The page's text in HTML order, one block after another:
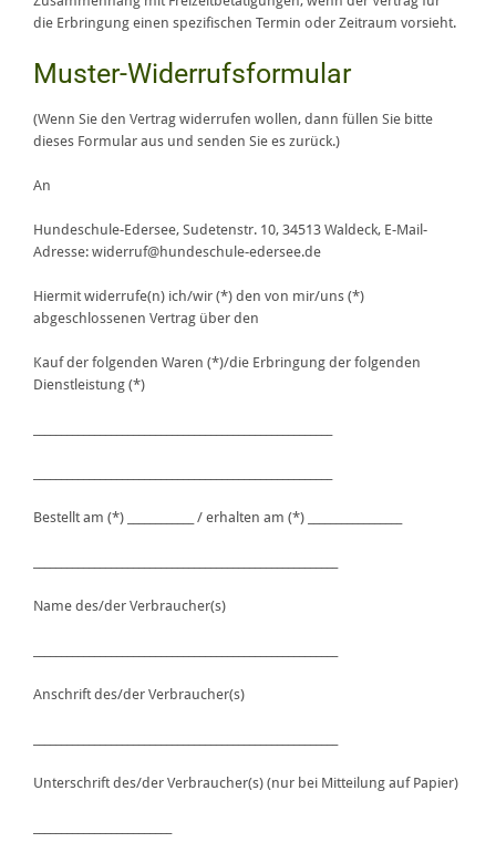
die Erbringung einen spezifischen Termin oder Zeitraum vorsieht.
Muster-Widerrufsformular
(Wenn Sie den Vertrag widerrufen wollen, dann füllen Sie bitte
dieses Formular aus und senden Sie es zurück.)
An
Hundeschule-Edersee, Sudetenstr. 10, 34513 Waldeck, E-Mail-
Adresse: widerruf@hundeschule-edersee.de
Hiermit widerrufe(n) ich/wir (*) den von mir/uns (*)
abgeschlossenen Vertrag über den
Kauf der folgenden Waren (*)/die Erbringung der folgenden
Dienstleistung (*)
Bestellt am (*) ____________ / erhalten am (*) _________________
Name des/der Verbraucher(s)
Anschrift des/der Verbraucher(s)
Unterschrift des/der Verbraucher(s) (nur bei Mitteilung auf Papier)